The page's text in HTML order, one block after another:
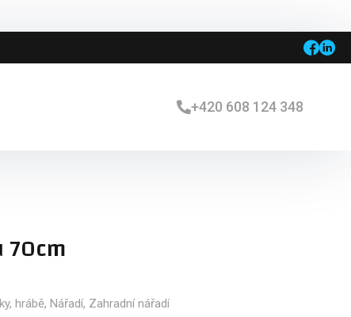
+420 608 124 348
70cm
hrábě, Nářadí, Zahradní nářadí